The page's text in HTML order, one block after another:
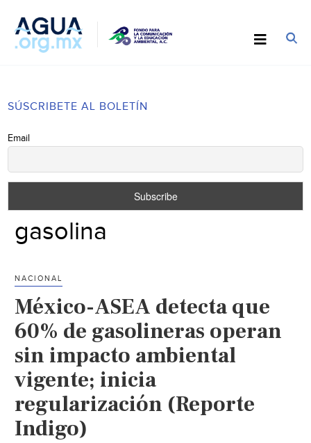
SÚSCRIBETE AL BOLETÍN
Email
gasolina
NACIONAL
México-ASEA detecta que
60% de gasolineras operan
sin impacto ambiental
vigente; inicia
regularización (Reporte
Indigo)